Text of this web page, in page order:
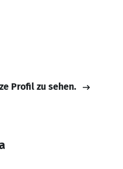
Profil zu sehen.